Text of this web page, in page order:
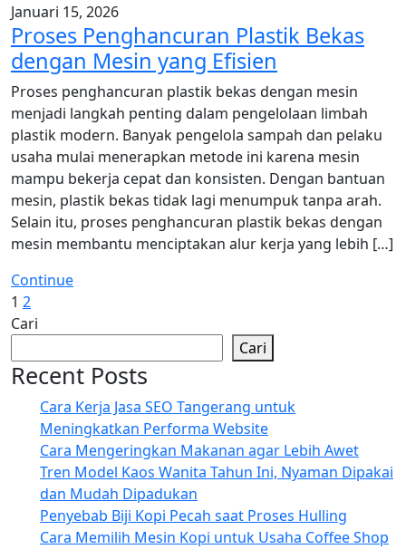
Januari 15, 2026
Proses Penghancuran Plastik Bekas
dengan Mesin yang Efisien
Proses penghancuran plastik bekas dengan mesin
menjadi langkah penting dalam pengelolaan limbah
plastik modern. Banyak pengelola sampah dan pelaku
usaha mulai menerapkan metode ini karena mesin
mampu bekerja cepat dan konsisten. Dengan bantuan
mesin, plastik bekas tidak lagi menumpuk tanpa arah.
Selain itu, proses penghancuran plastik bekas dengan
mesin membantu menciptakan alur kerja yang lebih […]
Continue
Paginasi
pos
1 2
Cari
Cari
Recent Posts
Cara Kerja Jasa SEO Tangerang untuk
Meningkatkan Performa Website
Cara Mengeringkan Makanan agar Lebih Awet
Tren Model Kaos Wanita Tahun Ini, Nyaman Dipakai
dan Mudah Dipadukan
Penyebab Biji Kopi Pecah saat Proses Hulling
Cara Memilih Mesin Kopi untuk Usaha Coffee Shop